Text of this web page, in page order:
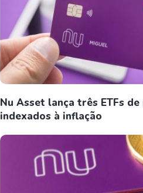
Nu Asset lança três ETFs
indexados à inflação